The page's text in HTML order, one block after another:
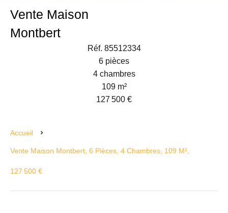
Vente Maison
Montbert
Réf. 85512334
6 pièces
4 chambres
109 m²
127 500 €
Accueil
Vente Maison Montbert, 6 Pièces, 4 Chambres, 109 M²,
127 500 €